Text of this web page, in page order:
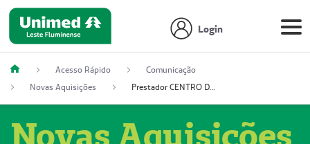
Login
Acesso Rápido
Comunicação
Novas Aquisições
Prestador CENTRO DE ONCOLOGIA
Novas Aquisições